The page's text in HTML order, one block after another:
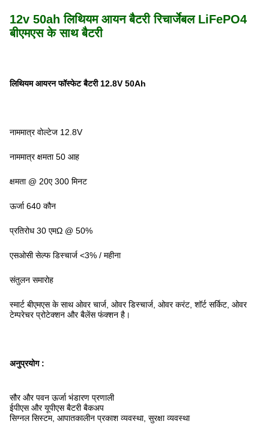
12v 50ah लिथियम आयन बैटरी रिचार्जेबल LiFePO4
बीएमएस के साथ बैटरी
लिथियम आयरन फॉस्फेट बैटरी 12.8V 50Ah
नाममात्र वोल्टेज 12.8V
नाममात्र क्षमता 50 आह
क्षमता @ 20ए 300 मिनट
ऊर्जा 640 कौन
प्रतिरोध 30 एमΩ @ 50%
एसओसी सेल्फ डिस्चार्ज <3% / महीना
संतुलन समारोह
स्मार्ट बीएमएस के साथ ओवर चार्ज, ओवर डिस्चार्ज, ओवर करंट, शॉर्ट सर्किट, ओवर
टेम्परेचर प्रोटेक्शन और बैलेंस फंक्शन है।
अनुप्रयोग :
सौर और पवन ऊर्जा भंडारण प्रणाली
ईपीएस और यूपीएस बैटरी बैकअप
सिग्नल सिस्टम, आपातकालीन प्रकाश व्यवस्था, सुरक्षा व्यवस्था